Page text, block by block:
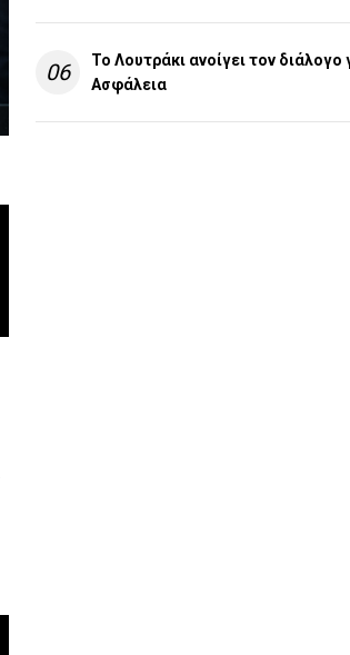
06
Το Λουτράκι ανοίγει τον διάλογο
Ασφάλεια